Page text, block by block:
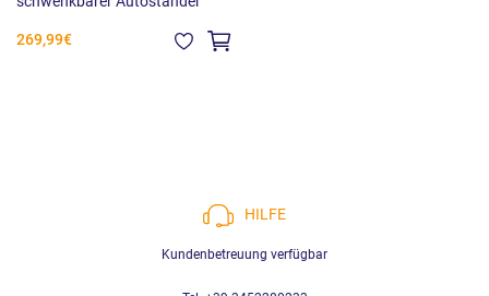
269,99€
HILFE
Kundenbetreuung verfügbar